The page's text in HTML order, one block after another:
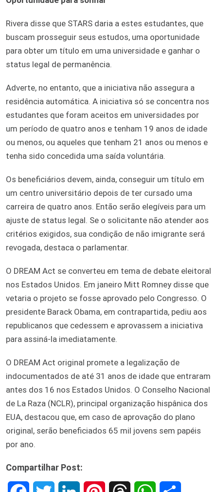
Rivera disse que STARS daria a estes estudantes, que
buscam prosseguir seus estudos, uma oportunidade
para obter um título em uma universidade e ganhar o
status legal de permanência.
Adverte, no entanto, que a iniciativa não assegura a
residência automática. A iniciativa só se concentra nos
estudantes que foram aceitos em universidades por
um período de quatro anos e tenham 19 anos de idade
ou menos, ou aqueles que tenham 21 anos ou menos e
tenha sido concedida uma saída voluntária.
Os beneficiários devem, ainda, conseguir um título em
um centro universitário depois de ter cursado uma
carreira de quatro anos. Então serão elegíveis para um
ajuste de status legal. Se o solicitante não atender aos
critérios exigidos, sua condição de não imigrante será
revogada, destaca o parlamentar.
O DREAM Act se converteu em tema de debate eleitoral
nos Estados Unidos. Em janeiro Mitt Romney disse que
vetaria o projeto se fosse aprovado pelo Congresso. O
presidente Barack Obama, em contrapartida, pediu aos
republicanos que cedessem e aprovassem a iniciativa
para assiná-la imediatamente.
O DREAM Act original promete a legalização de
indocumentados de até 31 anos de idade que entraram
antes dos 16 nos Estados Unidos. O Conselho Nacional
de La Raza (NCLR), principal organização hispânica dos
EUA, destacou que, em caso de aprovação do plano
original, serão beneficiados 65 mil jovens sem papéis
por ano.
Compartilhar Post: